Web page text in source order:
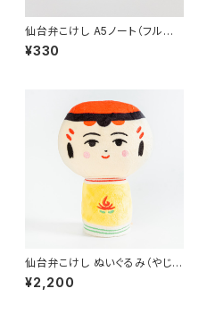
仙台弁こけし A5ノート（フルー
ツサンド）
¥330
仙台弁こけし ぬいぐるみ（やじろ
うちゃん）
¥2,200